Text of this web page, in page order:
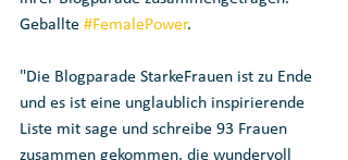
Geballte #FemalePower.
"Die Blogparade StarkeFrauen ist zu Ende
und es ist eine unglaublich inspirierende
Liste mit sage und schreibe 93 Frauen
zusammen gekommen, die wundervoll